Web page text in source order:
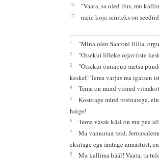
16 "Vaata, sa oled ilus, mu
17 meie koja seinteks on
1 "Mina olen Saaroni liilia,
2 "Otsekui lilleke orjavitste
3
"Otsekui õunapuu metsa
keskel! Tema varjus ma igatsen
4 Tema on mind viinud
5
Kosutage mind rosinatega,
haige!
6 Tema vasak käsi on mu pea
7
Ma vannutan teid,
eksitage ega äratage armastust,
8 Mu kallima hääl! Vaata, ta